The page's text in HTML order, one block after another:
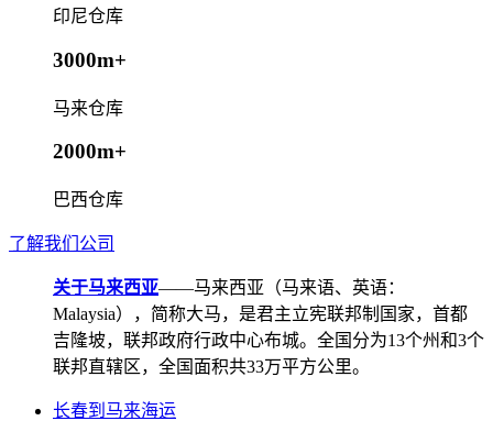
印尼仓库
3000m+
马来仓库
2000m+
巴西仓库
了解我们公司
关于马来西亚——马来西亚（马来语、英语：
Malaysia），简称大马，是君主立宪联邦制国家，首都
吉隆坡，联邦政府行政中心布城。全国分为13个州和3个
联邦直辖区，全国面积共33万平方公里。
长春到马来海运